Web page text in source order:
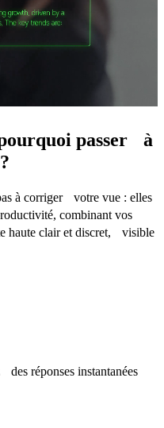
passer à
à corriger votre vue : elles
combinant vos
haute clair et discret, visible
réponses instantanées